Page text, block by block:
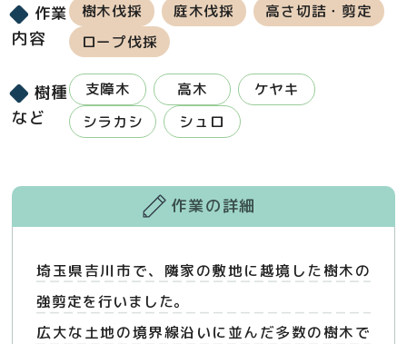
作業
内容
樹木伐採 庭木伐採
高さ切詰・剪定
ロープ伐採
樹種
など
支障木 高木
ケヤキ
シラカシ
シュロ
作業の詳細
埼玉県吉川市で、隣家の敷地に越境した樹木の
強剪定を行いました。
広大な土地の境界線沿いに並んだ多数の樹木で